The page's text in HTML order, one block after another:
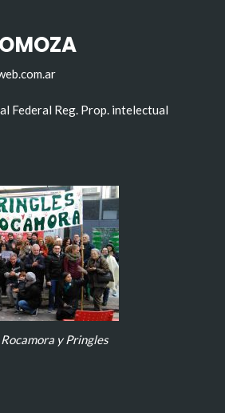
Federal Reg. Prop. intelectual
y Pringles